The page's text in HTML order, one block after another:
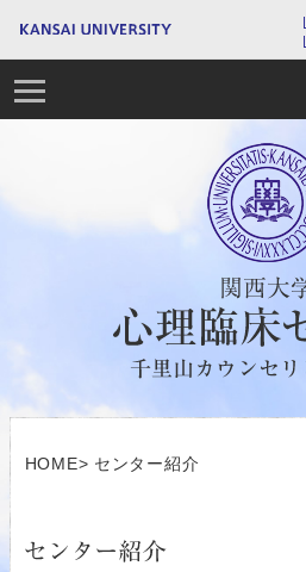
HOME> センター紹介